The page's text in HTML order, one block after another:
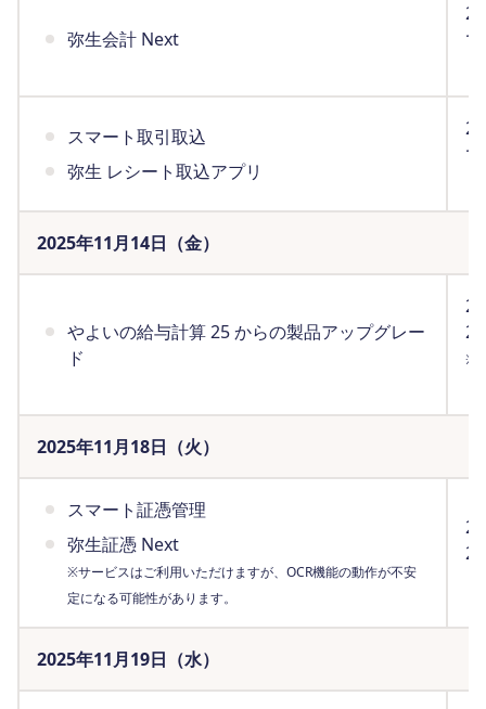
弥生会計 Next
で
スマート取引取込
弥生 レシート取込アプリ
で
2025年11月14日（金）
やよいの給与計算 25 からの製品アップグレー
ド
※
2025年11月18日（火）
スマート証憑管理
弥生証憑 Next
※サービスはご利用いただけますが、OCR機能の動作が不安
定になる可能性があります。
2025年11月19日（水）